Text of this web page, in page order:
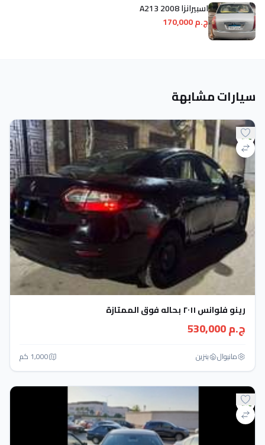
اسبيرانزا A213 2008
ج.م 170,000
سيارات مشابهة
رينو فلوانس ٢٠١١ بحاله فوق الممتازة
ج.م 530,000
مانيوال بنزين 1,000 كم